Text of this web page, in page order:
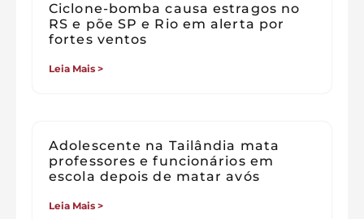
Ciclone-bomba causa estragos no
RS e põe SP e Rio em alerta por
fortes ventos
Leia Mais >
Adolescente na Tailândia mata
professores e funcionários em
escola depois de matar avós
Leia Mais >